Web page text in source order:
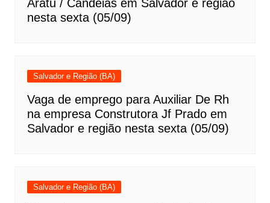
Aratu / Candeias em Salvador e região
nesta sexta (05/09)
Salvador e Região (BA)
Vaga de emprego para Auxiliar De Rh
na empresa Construtora Jf Prado em
Salvador e região nesta sexta (05/09)
Salvador e Região (BA)